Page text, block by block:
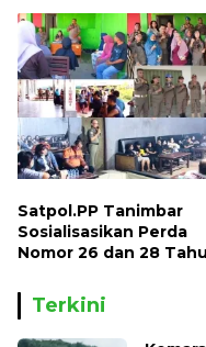
Satpol.PP Tanimbar
Sosialisasikan Perda
Nomor 26 dan 28
Terkini